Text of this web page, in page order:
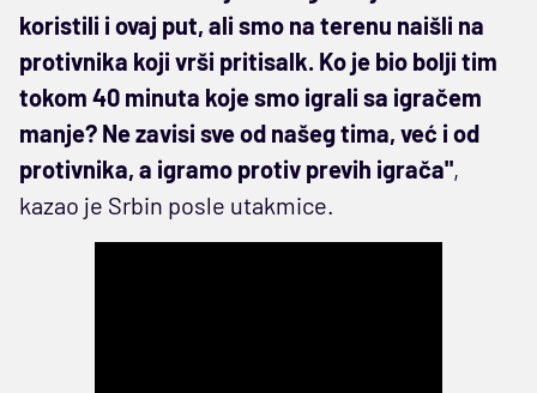
koristili i ovaj put, ali smo na terenu naišli na
protivnika koji vrši pritisalk. Ko je bio bolji tim
tokom 40 minuta koje smo igrali sa igračem
manje? Ne zavisi sve od našeg tima, već i od
protivnika, a igramo protiv previh igrača",
kazao je Srbin posle utakmice.